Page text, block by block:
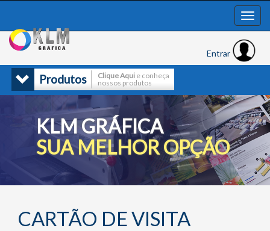
Entrar
Produtos Clique Aqui e conheça
nossos produtos
KLM GRÁFICA
SUA MELHOR OPÇÃO
CARTÃO DE VISITA